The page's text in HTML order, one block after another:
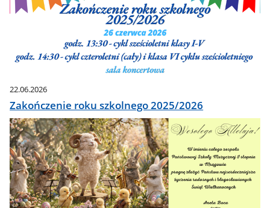
22.06.2026
Zakończenie roku szkolnego 2025/2026